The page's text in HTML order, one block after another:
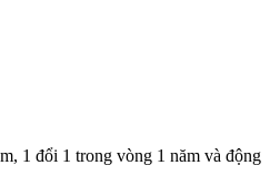
1 đổi 1 trong vòng 1 năm và động